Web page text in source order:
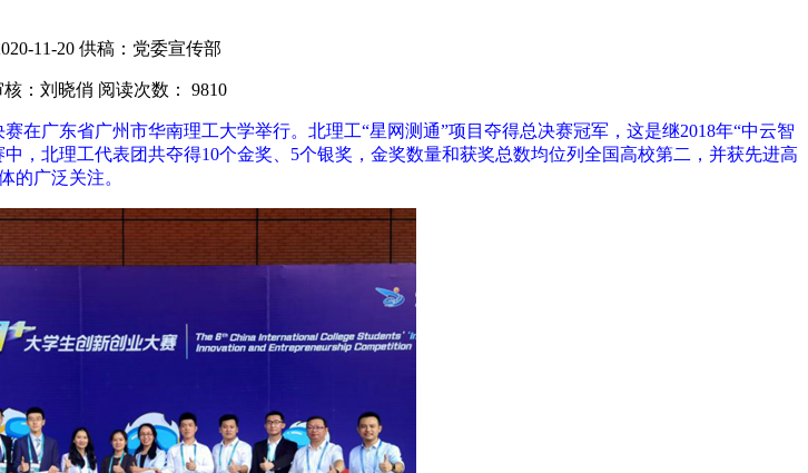
11-20 供稿：党委宣传部
核：刘晓俏 阅读次数： 9810
在广东省广州市华南理工大学举行。北理工“星网测通”项目夺得总决赛冠军，这是继2018年“中云智
，北理工代表团共夺得10个金奖、5个银奖，金奖数量和获奖总数均位列全国高校第二，并获先进高
的广泛关注。